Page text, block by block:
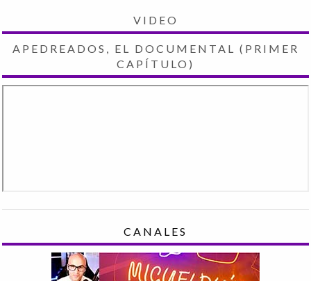
VIDEO
APEDREADOS, EL DOCUMENTAL (PRIMER
CAPÍTULO)
CANALES